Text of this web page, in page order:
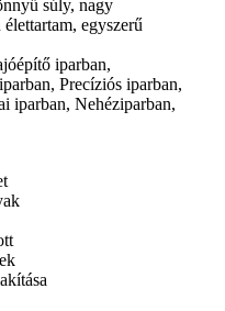
súly, nagy
élettartam, egyszerű
iparban,
Precíziós iparban,
iparban, Nehéziparban,